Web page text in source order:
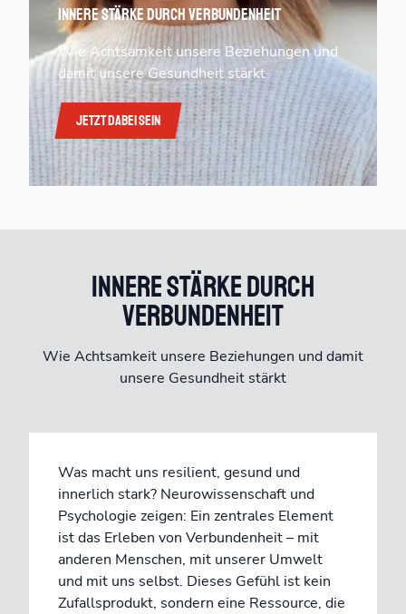
Innere Stärke durch Verbundenheit
Wie Achtsamkeit unsere Beziehungen und
damit unsere Gesundheit stärkt
Jetzt dabei sein
Innere Stärke durch
Verbundenheit
Wie Achtsamkeit unsere Beziehungen und damit
unsere Gesundheit stärkt
Was macht uns resilient, gesund und
innerlich stark? Neurowissenschaft und
Psychologie zeigen: Ein zentrales Element
ist das Erleben von Verbundenheit – mit
anderen Menschen, mit unserer Umwelt
und mit uns selbst. Dieses Gefühl ist kein
Zufallsprodukt, sondern eine Ressource, die